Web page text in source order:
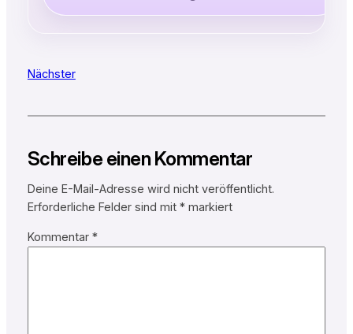
Nächster
Schreibe einen Kommentar
Deine E-Mail-Adresse wird nicht veröffentlicht.
Erforderliche Felder sind mit *markiert
Kommentar *